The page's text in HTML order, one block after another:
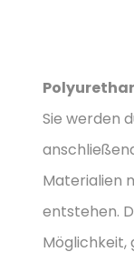
Sie werden
Materialien
entstehen.
Möglichkeit,